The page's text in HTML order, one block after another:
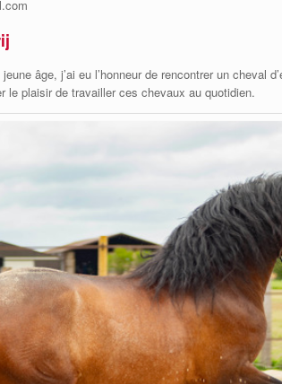
âge, j’ai eu l’honneur de rencontrer un cheval
le plaisir de travailler ces chevaux au quotidien.